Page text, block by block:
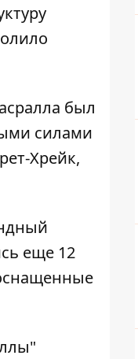
был
силами
Хрейк,
еще 12